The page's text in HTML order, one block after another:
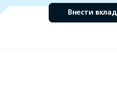
Внести вклад